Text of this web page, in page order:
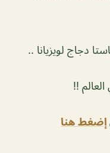
دجاج لويزيانا ..
!!
إضغط هنا